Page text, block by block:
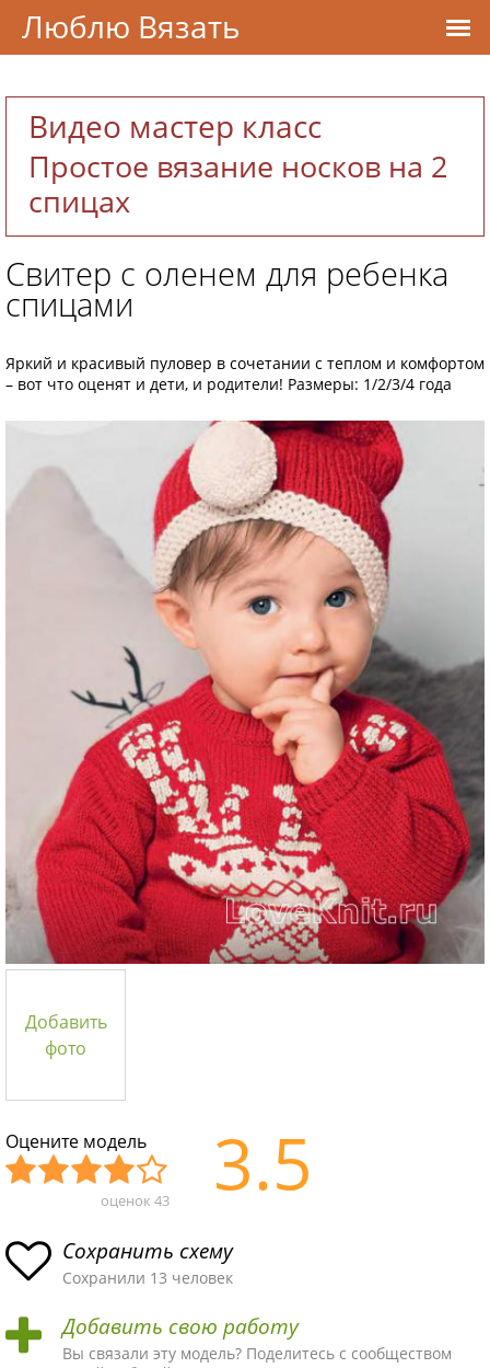
Видео мастер класс
Простое вязание носков на 2
спицах
Свитер с оленем для ребенка
спицами
Яркий и красивый пуловер в сочетании с теплом и комфортом
– вот что оценят и дети, и родители! Размеры: 1/2/3/4 года
Добавить
фото
Оцените модель
асн
ая
ма
пло
хая
ма
ыч
ная
ма
Хор
ая
ма
Отл
ая
ма!
оценок 43 3.5
Сохранить схему
Сохранили 13 человек
Добавить свою работу
Вы связали эту модель? Поделитесь с сообществом
Люблю Вязать